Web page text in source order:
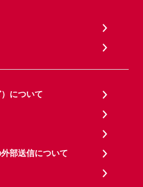
について
部送信について